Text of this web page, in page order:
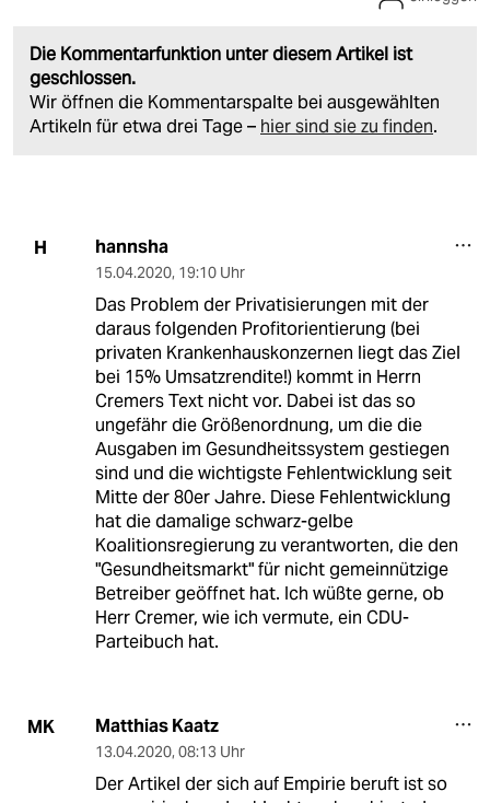
Die Kommentarfunktion unter diesem Artikel ist
geschlossen.
Wir öffnen die Kommentarspalte bei ausgewählten
Artikeln für etwa drei Tage – hier sind sie zu finden.
H hannsha
15.04.2020, 19:10 Uhr
Das Problem der Privatisierungen mit der
daraus folgenden Profitorientierung (bei
privaten Krankenhauskonzernen liegt das Ziel
bei 15% Umsatzrendite!) kommt in Herrn
Cremers Text nicht vor. Dabei ist das so
ungefähr die Größenordnung, um die die
Ausgaben im Gesundheitssystem gestiegen
sind und die wichtigste Fehlentwicklung seit
Mitte der 80er Jahre. Diese Fehlentwicklung
hat die damalige schwarz-gelbe
Koalitionsregierung zu verantworten, die den
"Gesundheitsmarkt" für nicht gemeinnützige
Betreiber geöffnet hat. Ich wüßte gerne, ob
Herr Cremer, wie ich vermute, ein CDU-
Parteibuch hat.
MK Matthias Kaatz
13.04.2020, 08:13 Uhr
Der Artikel der sich auf Empirie beruft ist so